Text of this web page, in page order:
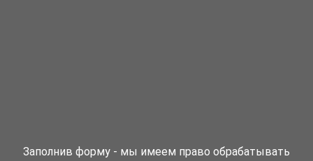
Заполнив форму - мы имеем право обрабатывать